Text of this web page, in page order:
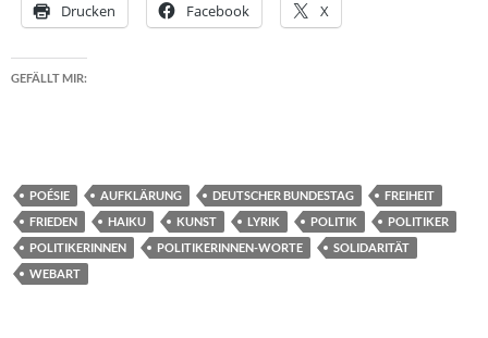
Drucken Facebook X
GEFÄLLT MIR:
POÉSIE AUFKLÄRUNG DEUTSCHER BUNDESTAG
FREIHEIT
FRIEDEN
HAIKU KUNST LYRIK POLITIK
POLITIKER
POLITIKERINNEN
POLITIKERINNEN-WORTE
SOLIDARITÄT
WEBART